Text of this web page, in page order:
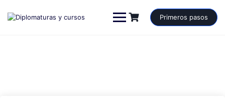
contenido
Primeros pasos